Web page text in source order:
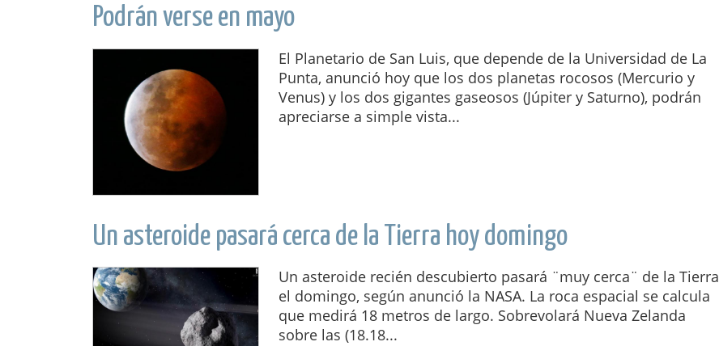
Podrán verse en mayo
El Planetario de San Luis, que depende de la Universidad de La
Punta, anunció hoy que los dos planetas rocosos (Mercurio y
Venus) y los dos gigantes gaseosos (Júpiter y Saturno), podrán
apreciarse a simple vista...
Un asteroide pasará cerca de la Tierra hoy domingo
Un asteroide recién descubierto pasará ¨muy cerca¨ de la Tierra
el domingo, según anunció la NASA. La roca espacial se calcula
que medirá 18 metros de largo. Sobrevolará Nueva Zelanda
sobre las (18.18...